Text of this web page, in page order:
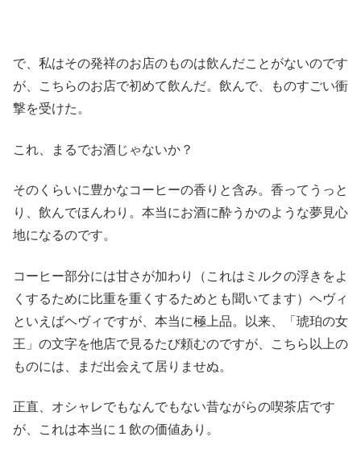
で、私はその発祥のお店のものは飲んだことがないのです
が、こちらのお店で初めて飲んだ。飲んで、ものすごい衝
撃を受けた。
これ、まるでお酒じゃないか？
そのくらいに豊かなコーヒーの香りと含み。香ってうっと
り、飲んでほんわり。本当にお酒に酔うかのような夢見心
地になるのです。
コーヒー部分には甘さが加わり（これはミルクの浮きをよ
くするために比重を重くするためとも聞いてます）ヘヴィ
といえばヘヴィですが、本当に極上品。以来、「琥珀の女
王」の文字を他店で見るたび頼むのですが、こちら以上の
ものには、まだ出会えて居りませぬ。
正直、オシャレでもなんでもない昔ながらの喫茶店です
が、これは本当に１飲の価値あり。